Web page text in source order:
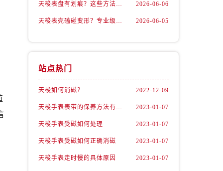
天梭表盘有划痕？这些方法你一定要试试！ 2026-06-06
天梭表壳磕碰变形？专业级修复流程大公开 2026-06-05
站点热门
天梭如何消磁？ 2022-12-09
天梭手表表带的保养方法有哪些？ 2023-01-07
天梭手表受磁如何处理 2023-01-07
天梭手表受磁如何正确消磁 2023-01-07
天梭手表走时慢的具体原因 2023-01-07